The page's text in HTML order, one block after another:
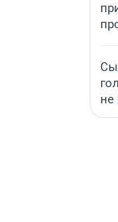
не